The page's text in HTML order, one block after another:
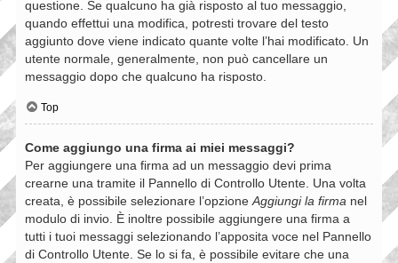
questione. Se qualcuno ha già risposto al tuo messaggio,
quando effettui una modifica, potresti trovare del testo
aggiunto dove viene indicato quante volte l’hai modificato. Un
utente normale, generalmente, non può cancellare un
messaggio dopo che qualcuno ha risposto.
Top
Come aggiungo una firma ai miei messaggi?
Per aggiungere una firma ad un messaggio devi prima
crearne una tramite il Pannello di Controllo Utente. Una volta
creata, è possibile selezionare l’opzione Aggiungi la firma nel
modulo di invio. È inoltre possibile aggiungere una firma a
tutti i tuoi messaggi selezionando l’apposita voce nel Pannello
di Controllo Utente. Se lo si fa, è possibile evitare che una